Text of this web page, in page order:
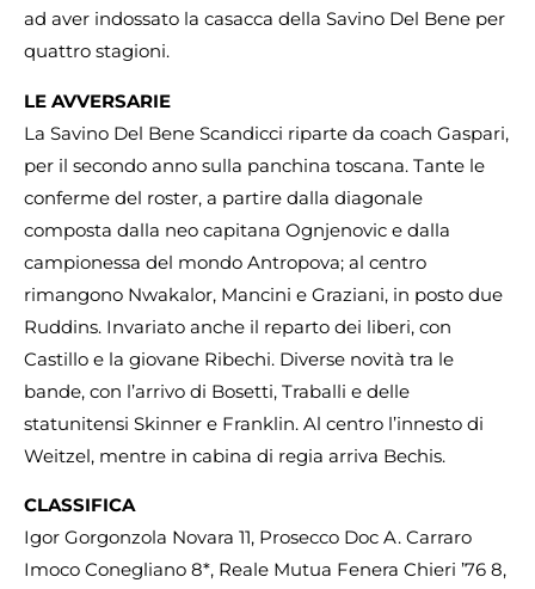
ad aver indossato la casacca della Savino Del Bene per
quattro stagioni.
LE AVVERSARIE
La Savino Del Bene Scandicci riparte da coach Gaspari,
per il secondo anno sulla panchina toscana. Tante le
conferme del roster, a partire dalla diagonale
composta dalla neo capitana Ognjenovic e dalla
campionessa del mondo Antropova; al centro
rimangono Nwakalor, Mancini e Graziani, in posto due
Ruddins. Invariato anche il reparto dei liberi, con
Castillo e la giovane Ribechi. Diverse novità tra le
bande, con l’arrivo di Bosetti, Traballi e delle
statunitensi Skinner e Franklin. Al centro l’innesto di
Weitzel, mentre in cabina di regia arriva Bechis.
CLASSIFICA
Igor Gorgonzola Novara 11, Prosecco Doc A. Carraro
Imoco Conegliano 8*, Reale Mutua Fenera Chieri ’76 8,